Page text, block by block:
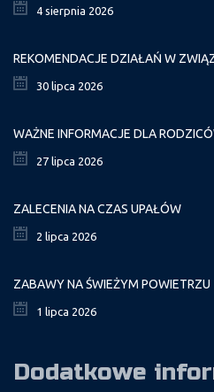
4 sierpnia 2026
REKOMENDACJE DZIAŁAŃ W
30 lipca 2026
27 lipca 2026
ZALECENIA NA CZAS UPAŁÓW
2 lipca 2026
ZABAWY NA ŚWIEŻYM POWIETRZU
1 lipca 2026
Dodatkowe